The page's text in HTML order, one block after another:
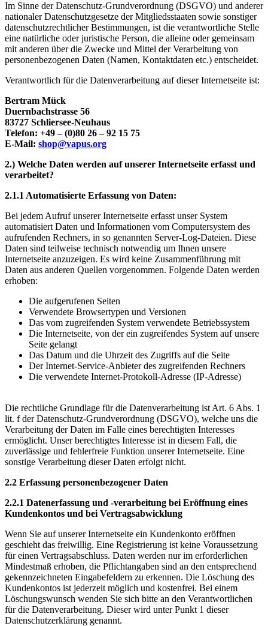
Im Sinne der Datenschutz-Grundverordnung (DSGVO) und anderer
nationaler Datenschutzgesetze der Mitgliedsstaaten sowie sonstiger
datenschutzrechtlicher Bestimmungen, ist die verantwortliche Stelle
eine natürliche oder juristische Person, die alleine oder gemeinsam
mit anderen über die Zwecke und Mittel der Verarbeitung von
personenbezogenen Daten (Namen, Kontaktdaten etc.) entscheidet.
Verantwortlich für die Datenverarbeitung auf dieser Internetseite ist:
Bertram Mück
Duernbachstrasse 56
83727 Schliersee-Neuhaus
Telefon: +49 – (0)80 26 – 92 15 75
E-Mail: shop@vapus.org
2.) Welche Daten werden auf unserer Internetseite erfasst und
verarbeitet?
2.1.1 Automatisierte Erfassung von Daten:
Bei jedem Aufruf unserer Internetseite erfasst unser System
automatisiert Daten und Informationen vom Computersystem des
aufrufenden Rechners, in so genannten Server-Log-Dateien. Diese
Daten sind teilweise technisch notwendig um Ihnen unsere
Internetseite anzuzeigen. Es wird keine Zusammenführung mit
Daten aus anderen Quellen vorgenommen. Folgende Daten werden
erhoben:
Die aufgerufenen Seiten
Verwendete Browsertypen und Versionen
Das vom zugreifenden System verwendete Betriebssystem
Die Internetseite, von der ein zugreifendes System auf unsere
Seite gelangt
Das Datum und die Uhrzeit des Zugriffs auf die Seite
Der Internet-Service-Anbieter des zugreifenden Rechners
Die verwendete Internet-Protokoll-Adresse (IP-Adresse)
Die rechtliche Grundlage für die Datenverarbeitung ist Art. 6 Abs. 1
lit. f der Datenschutz-Grundverordnung (DSGVO), welche uns die
Verarbeitung der Daten im Falle eines berechtigten Interesses
ermöglicht. Unser berechtigtes Interesse ist in diesem Fall, die
zuverlässige und fehlerfreie Funktion unserer Internetseite. Eine
sonstige Verarbeitung dieser Daten erfolgt nicht.
2.2 Erfassung personenbezogener Daten
2.2.1 Datenerfassung und -verarbeitung bei Eröffnung eines
Kundenkontos und bei Vertragsabwicklung
Wenn Sie auf unserer Internetseite ein Kundenkonto eröffnen
geschieht das freiwillig. Eine Registrierung ist keine Voraussetzung
für einen Vertragsabschluss. Daten werden nur im erforderlichen
Mindestmaß erhoben, die Pflichtangaben sind an den entsprechend
gekennzeichneten Eingabefeldern zu erkennen. Die Löschung des
Kundenkontos ist jederzeit möglich und kostenfrei. Bei einem
Löschungswunsch wenden Sie sich bitte an den Verantwortlichen
für die Datenverarbeitung. Dieser wird unter Punkt 1 dieser
Datenschutzerklärung genannt.